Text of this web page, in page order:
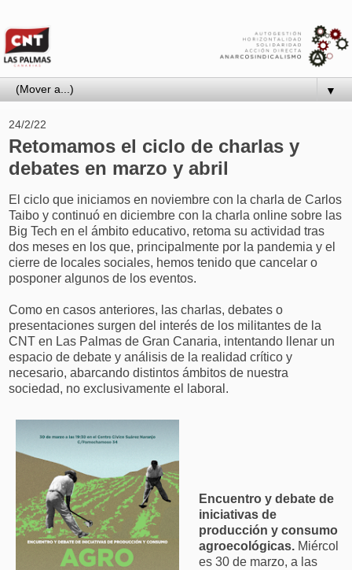
▼
24/2/22
Retomamos el ciclo de charlas y
debates en marzo y abril
El ciclo que iniciamos en noviembre con la charla de Carlos
Taibo y continuó en diciembre con la charla online sobre las
Big Tech en el ámbito educativo, retoma su actividad tras
dos meses en los que, principalmente por la pandemia y el
cierre de locales sociales, hemos tenido que cancelar o
posponer algunos de los eventos.
Como en casos anteriores, las charlas, debates o
presentaciones surgen del interés de los militantes de la
CNT en Las Palmas de Gran Canaria, intentando llenar un
espacio de debate y análisis de la realidad crítico y
necesario, abarcando distintos ámbitos de nuestra
sociedad, no exclusivamente el laboral.
Encuentro y debate de
iniciativas de
producción y consumo
agroecológicas.Miércol
es 30 de marzo, a las